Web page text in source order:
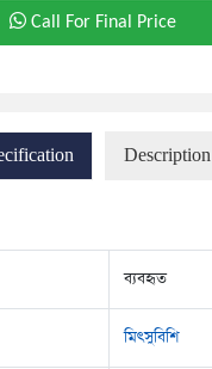
Call For Final Price
Description
ব্যবহৃত
মিৎসুবিশি